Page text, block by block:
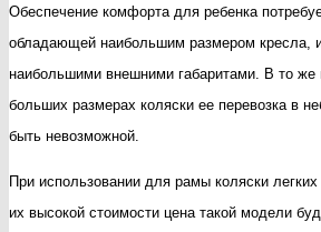
Обеспечение комфорта для ребенка
обладающей наибольшим размером кресла,
наибольшими внешними габаритами. В то же
больших размерах коляски ее перевозка в
быть невозможной.
При использовании для рамы коляски
их высокой стоимости цена такой модели